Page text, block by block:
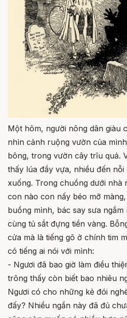
Một hôm, người nông dân giàu
nhìn cảnh ruộng vườn của
bông, trong vườn cây trĩu quả.
thấy lúa đầy vựa, nhiều đến nỗi
xuống. Trong chuồng dưới nhà
con nào con nấy béo mỡ
buồng mình, bác say sưa
cùng tủ sắt đựng tiền vàng.
cửa mà là tiếng gõ ở chính tim
có tiếng ai nói với mình:
- Ngươi đã bao giờ làm điều
trông thấy còn biết bao nhiêu
Ngươi có cho những kẻ đói
đấy? Nhiều ngần này đã đủ